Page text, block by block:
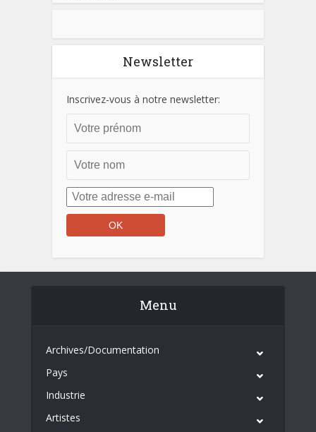
Newsletter
Inscrivez-vous à notre newsletter:
Menu
Archives/Documentation
Pays
Industrie
Artistes